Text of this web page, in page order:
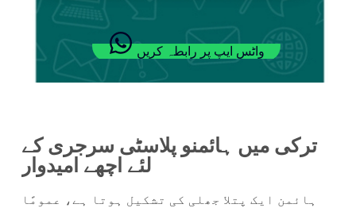
واٹس ایپ پر رابطہ کریں
ترکی میں ہائمنو پلاسٹی سرجری کے
لئے اچھے امیدوار
ہائمن ایک پتلا جھلی کی تشکیل ہوتا ہے، عمومًا